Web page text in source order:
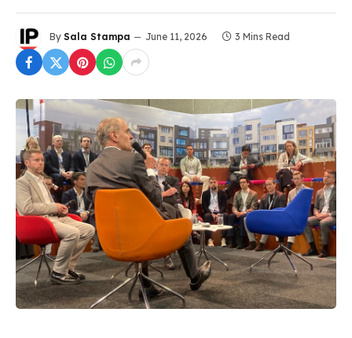
By Sala Stampa June 11, 2026 3 Mins Read